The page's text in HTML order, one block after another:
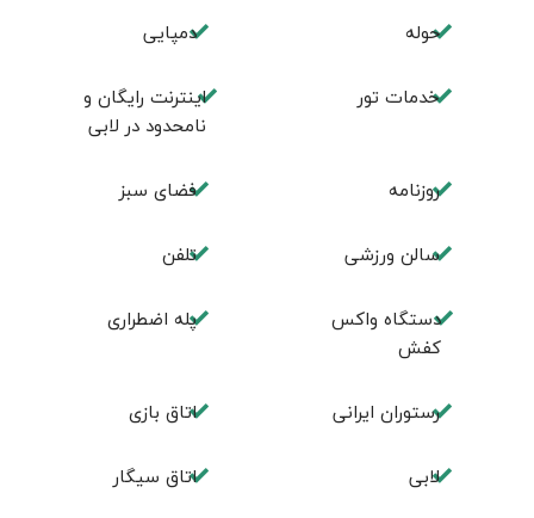
حوله دمپایی
خدمات تور
اینترنت رایگان و
نامحدود در لابی
روزنامه فضای سبز
سالن ورزشی تلفن
دستگاه واکس
کفش
پله اضطراری
رستوران ایرانی اتاق بازی
لابی اتاق سیگار